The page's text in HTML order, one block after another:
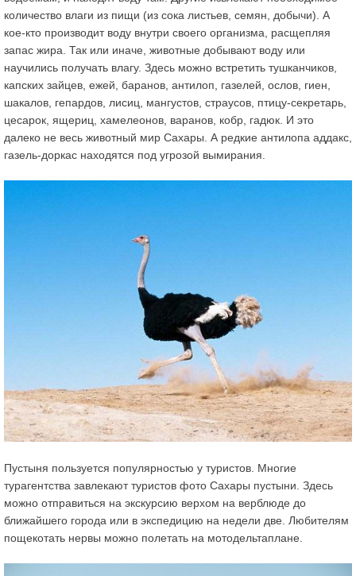
количество влаги из пищи (из сока листьев, семян, добычи). А
кое-кто производит воду внутри своего организма, расщепляя
запас жира. Так или иначе, животные добывают воду или
научились получать влагу. Здесь можно встретить тушканчиков,
капских зайцев, ежей, баранов, антилоп, газелей, ослов, гиен,
шакалов, гепардов, лисиц, мангустов, страусов, птицу-секретарь,
цесарок, ящериц, хамелеонов, варанов, кобр, гадюк. И это
далеко не весь животный мир Сахары. А редкие антилопа аддакс,
газель-доркас находятся под угрозой вымирания.
Пустыня пользуется популярностью у туристов. Многие
турагентства завлекают туристов фото Сахары пустыни. Здесь
можно отправиться на экскурсию верхом на верблюде до
ближайшего города или в экспедицию на недели две. Любителям
пощекотать нервы можно полетать на мотодельтаплане.